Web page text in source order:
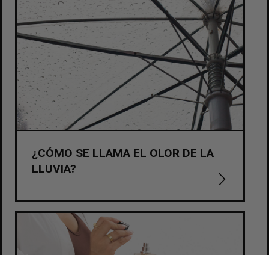
¿CÓMO SE LLAMA EL OLOR DE LA
LLUVIA?